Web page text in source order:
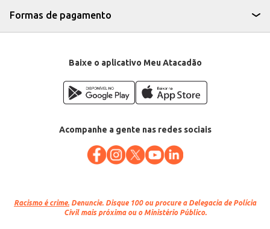
opção para atender às necessidades de diversos tipos de negócio,
garantindo um produto de confiança para seus clientes.
Marca: Davaca
Formas de pagamento
Baixe o aplicativo Meu Atacadão
Acompanhe a gente nas redes sociais
Racismo é crime. Denuncie. Disque 100 ou procure a Delegacia de Polícia
Civil mais próxima ou o Ministério Público.